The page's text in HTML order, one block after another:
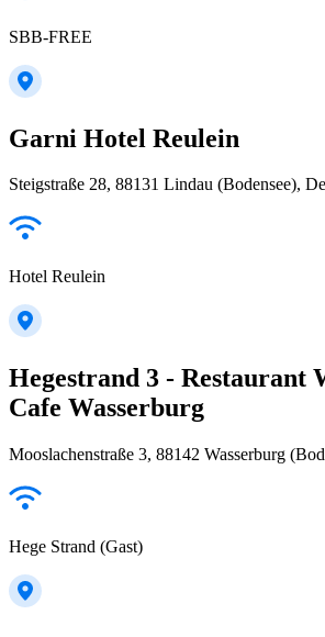
SBB-FREE
Garni Hotel Reulein
Steigstraße 28, 88131 Lindau (Bodensee),
Hotel Reulein
Hegestrand 3 - Restaurant
Cafe Wasserburg
Mooslachenstraße 3, 88142 Wasserburg
Hege Strand (Gast)